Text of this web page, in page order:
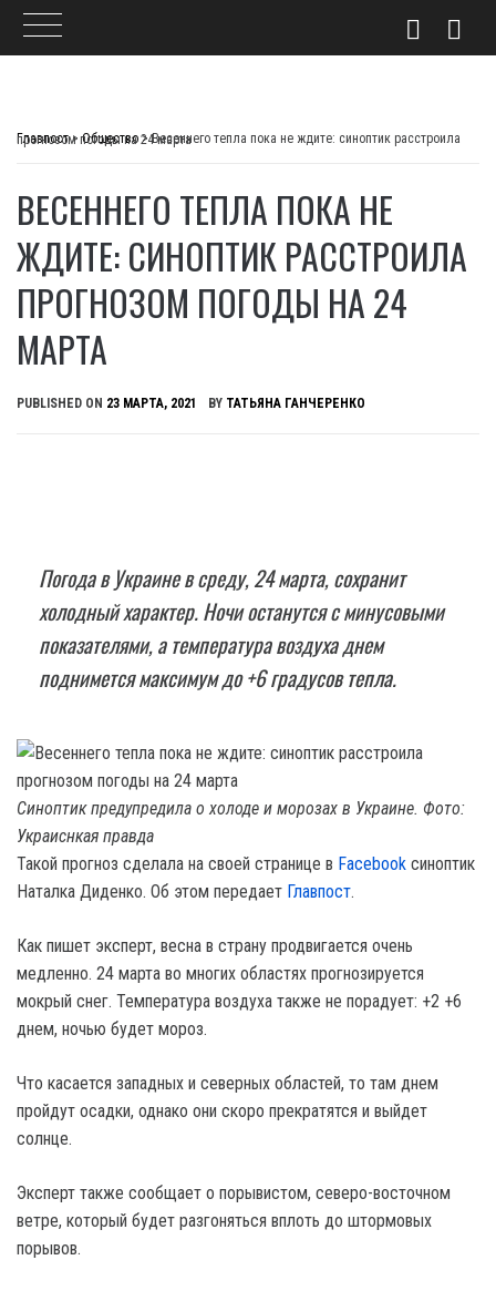
Главпост>Общество>
Весеннего тепла пока не ждите: синоптик расстроила прогнозом погоды на 24 марта
ВЕСЕННЕГО ТЕПЛА ПОКА НЕ
ЖДИТЕ: СИНОПТИК РАССТРОИЛА
ПРОГНОЗОМ ПОГОДЫ НА 24
МАРТА
PUBLISHED ON 23 МАРТА, 2021 BY ТАТЬЯНА ГАНЧЕРЕНКО
Погода в Украине в среду, 24 марта, сохранит
холодный характер. Ночи останутся с минусовыми
показателями, а температура воздуха днем
поднимется максимум до +6 градусов тепла.
Синоптик предупредила о холоде и морозах в Украине. Фото:
Украиснкая правда
Такой прогноз сделала на своей странице в Facebook синоптик
Наталка Диденко. Об этом передает Главпост.
Как пишет эксперт, весна в страну продвигается очень
медленно. 24 марта во многих областях прогнозируется
мокрый снег. Температура воздуха также не порадует: +2 +6
днем, ночью будет мороз.
Что касается западных и северных областей, то там днем
пройдут осадки, однако они скоро прекратятся и выйдет
солнце.
Эксперт также сообщает о порывистом, северо-восточном
ветре, который будет разгоняться вплоть до штормовых
порывов.